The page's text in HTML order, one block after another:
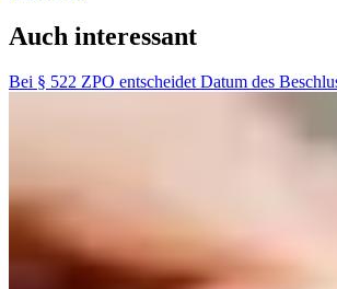
Auch interessant
Bei § 522 ZPO entscheidet Datum des